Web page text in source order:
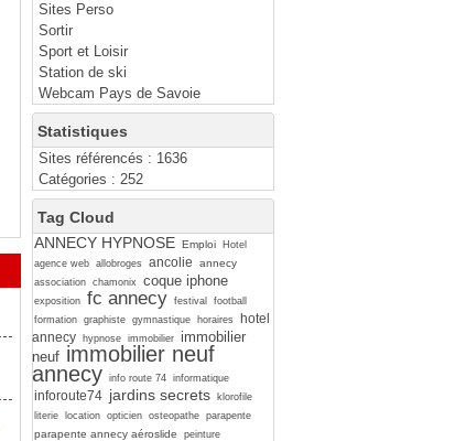
Sites Perso
Sortir
Sport et Loisir
Station de ski
Webcam Pays de Savoie
Statistiques
Sites référencés : 1636
Catégories : 252
Tag Cloud
ANNECY HYPNOSE Emploi
Hotel
agence web allobroges ancolie annecy
association chamonix coque iphone
exposition fc annecy festival
football
formation graphiste gymnastique horaires
hotel
annecy
hypnose immobilier immobilier
neuf immobilier neuf
annecy info route 74 informatique
inforoute74 jardins secrets
klorofile
literie
location opticien osteopathe parapente
parapente annecy aéroslide peinture